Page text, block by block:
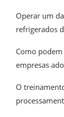
Operar um
refrigerados
Como
empresas
O